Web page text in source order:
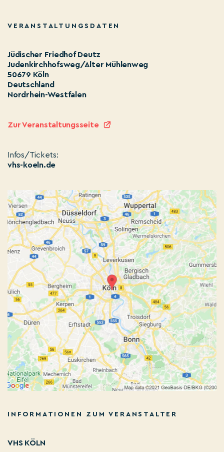
VERANSTALTUNGSDATEN
Jüdischer Friedhof Deutz
Judenkirchhofsweg/Alter Mühlenweg
50679 Köln
Deutschland
Nordrhein-Westfalen
Zur Veranstaltungsseite
Infos/Tickets:
vhs-koeln.de
INFORMATIONEN ZUM VERANSTALTER
VHS KÖLN